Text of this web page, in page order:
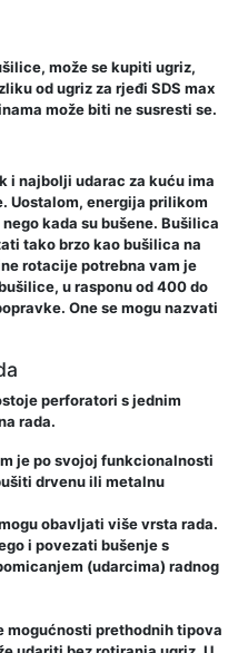
može se kupiti ugriz,
od ugriz za rjeđi SDS max
može biti ne susresti se.
i najbolji udarac za kuću ima
Uostalom, energija prilikom
kada su bušene. Bušilica
tako brzo kao bušilica na
rotacije potrebna vam je
u rasponu od 400 do
One se mogu nazvati
perforatori s jednim
rada.
je po svojoj funkcionalnosti
drvenu ili metalnu
obavljati više vrsta rada.
i povezati bušenje s
(udarcima) radnog
mogućnosti prethodnih tipova